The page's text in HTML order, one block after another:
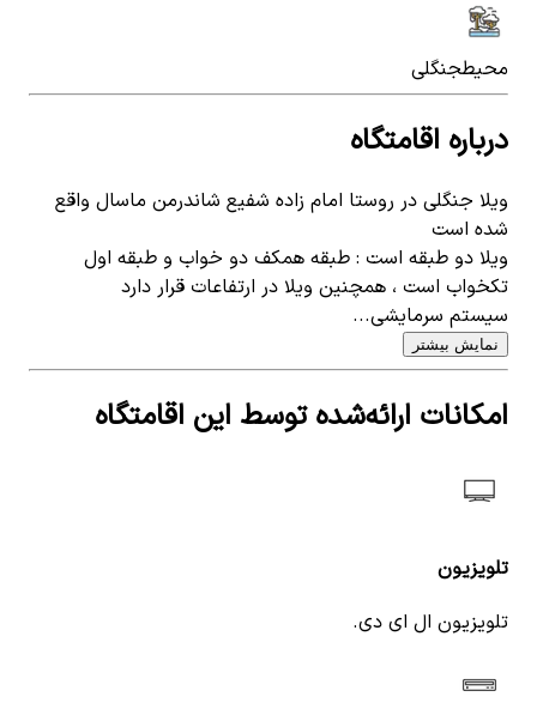
محیطجنگلی
درباره اقامتگاه
ویلا جنگلی در روستا امام زاده شفیع شاندرمن ماسال واقع
شده است
ویلا دو طبقه است : طبقه همکف دو خواب و طبقه اول
تکخواب است ، همچنین ویلا در ارتفاعات قرار دارد
سیستم سرمایشی...
نمایش بیشتر
امکانات ارائه‌شده توسط این اقامتگاه
تلویزیون
تلویزیون ال ای دی.